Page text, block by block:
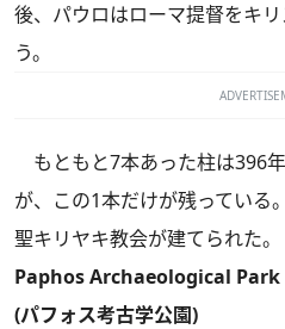
後、パウロはローマ提督をキ
う。
もともと7本あった柱は396
が、この1本だけが残っている
聖キリヤキ教会が建てられた。
Paphos Archaeological Park
(パフォス考古学公園)